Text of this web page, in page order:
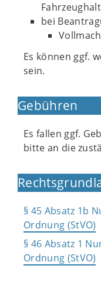
bei
Es können ggf.
sein.
Gebühren
Es fallen ggf.
bitte an die
§ 45 Absatz 1b
Ordnung (StVO)
§ 46 Absatz 1
Ordnung (StVO)